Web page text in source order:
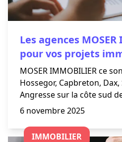
Les agences
pour vos projets
MOSER IMMOBILIER ce
Hossegor, Capbreton,
6 novembre 2025
IMMOBILIER